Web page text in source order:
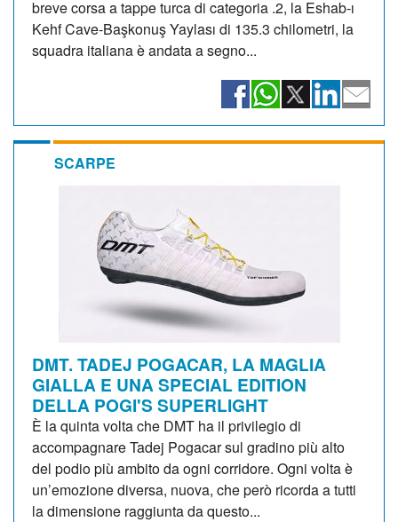
breve corsa a tappe turca di categoria .2, la Eshab-ı
Kehf Cave-Başkonuş Yaylası di 135.3 chilometri, la
squadra italiana è andata a segno...
SCARPE
DMT. TADEJ POGACAR, LA MAGLIA
GIALLA E UNA SPECIAL EDITION
DELLA POGI'S SUPERLIGHT
È la quinta volta che DMT ha il privilegio di
accompagnare Tadej Pogacar sul gradino più alto
del podio più ambito da ogni corridore. Ogni volta è
un’emozione diversa, nuova, che però ricorda a tutti
la dimensione raggiunta da questo...